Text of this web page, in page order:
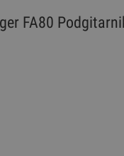
FA80